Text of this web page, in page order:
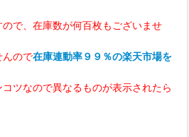
で、在庫数が何百枚もございませ
んので在庫連動率９９％の楽天市場を
ツなので異なるものが表示されたら